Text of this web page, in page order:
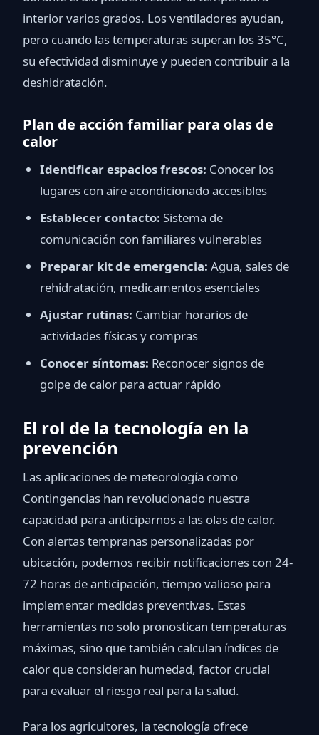
interior varios grados. Los ventiladores ayudan,
pero cuando las temperaturas superan los 35°C,
su efectividad disminuye y pueden contribuir a la
deshidratación.
Plan de acción familiar para olas de
calor
Identificar espacios frescos: Conocer los
lugares con aire acondicionado accesibles
Establecer contacto: Sistema de
comunicación con familiares vulnerables
Preparar kit de emergencia: Agua, sales de
rehidratación, medicamentos esenciales
Ajustar rutinas: Cambiar horarios de
actividades físicas y compras
Conocer síntomas: Reconocer signos de
golpe de calor para actuar rápido
El rol de la tecnología en la
prevención
Las aplicaciones de meteorología como
Contingencias han revolucionado nuestra
capacidad para anticiparnos a las olas de calor.
Con alertas tempranas personalizadas por
ubicación, podemos recibir notificaciones con 24-
72 horas de anticipación, tiempo valioso para
implementar medidas preventivas. Estas
herramientas no solo pronostican temperaturas
máximas, sino que también calculan índices de
calor que consideran humedad, factor crucial
para evaluar el riesgo real para la salud.
Para los agricultores, la tecnología ofrece